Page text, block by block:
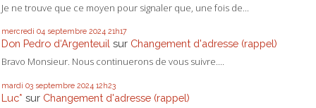
Je ne trouve que ce moyen pour signaler que, une fois de...
mercredi 04 septembre 2024 21h17
Don Pedro d‘Argenteuil sur Changement d'adresse (rappel)
Bravo Monsieur. Nous continuerons de vous suivre....
mardi 03 septembre 2024 12h23
Luc* sur Changement d'adresse (rappel)